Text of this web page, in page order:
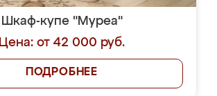
Шкаф-купе "Муреа"
Цена: от 42 000 руб.
ПОДРОБНЕЕ